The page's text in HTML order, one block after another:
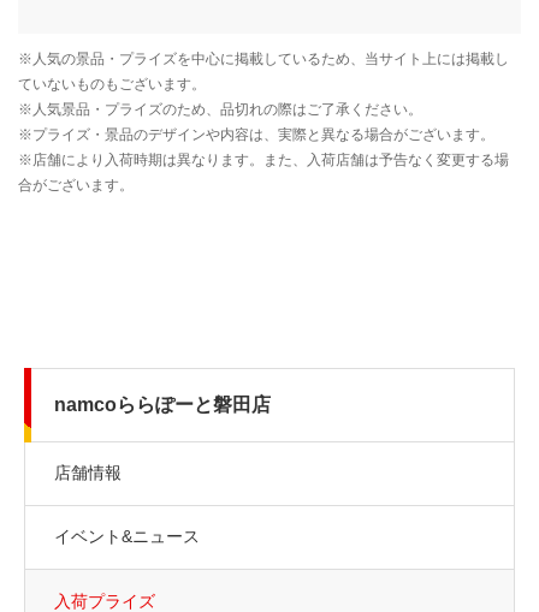
namcoららぽーと磐田店
店舗情報
イベント&ニュース
入荷プライズ